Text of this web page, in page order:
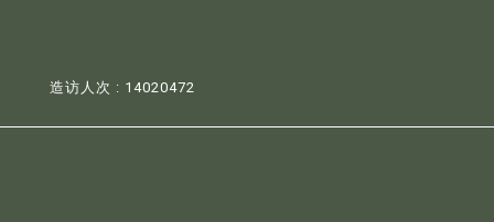
造访人次 : 14020472